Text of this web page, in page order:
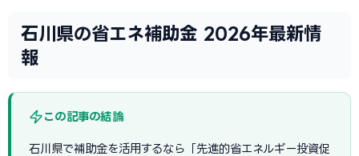
石川県の省エネ補助金 2026年最新情
報
この記事の結論
石川県で補助金を活用するなら「先進的省エネルギー投資促